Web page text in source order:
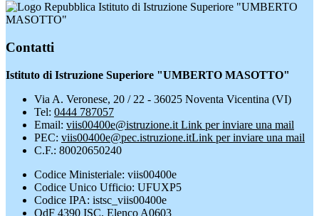
Istituto di Istruzione Superiore "UMBERTO
MASOTTO"
Contatti
Istituto di Istruzione Superiore "UMBERTO MASOTTO"
Via A. Veronese, 20 / 22 - 36025 Noventa Vicentina (VI)
Tel: 0444 787057
Email: viis00400e@istruzione.it Link per inviare una mail
PEC: viis00400e@pec.istruzione.itLink per inviare una mail
C.F.: 80020650240
Codice Ministeriale: viis00400e
Codice Unico Ufficio: UFUXP5
Codice IPA: istsc_viis00400e
OdF 4390 ISC. Elenco A0603